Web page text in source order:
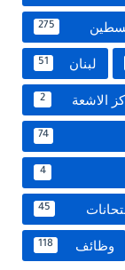
275
لبنان 51
الاشعة 2
74
4
45
وظائف 118